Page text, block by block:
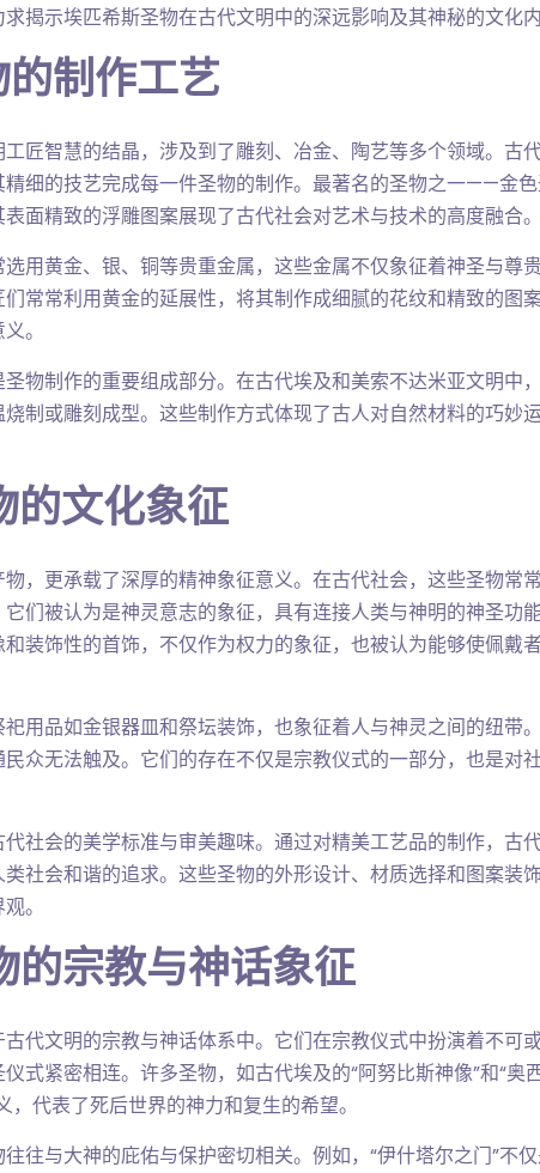
揭示埃匹希斯圣物在古代文明中的深远影响及其神秘的文化内
制作工艺
匠智慧的结晶，涉及到了雕刻、冶金、陶艺等多个领域。古
细的技艺完成每一件圣物的制作。最著名的圣物之一——金
面精致的浮雕图案展现了古代社会对艺术与技术的高度融合。
用黄金、银、铜等贵重金属，这些金属不仅象征着神圣与尊
常常利用黄金的延展性，将其制作成细腻的花纹和精致的图
。
物制作的重要组成部分。在古代埃及和美索不达米亚文明中
制或雕刻成型。这些制作方式体现了古人对自然材料的巧妙
的文化象征
，更承载了深厚的精神象征意义。在古代社会，这些圣物常
们被认为是神灵意志的象征，具有连接人类与神明的神圣功
装饰性的首饰，不仅作为权力的象征，也被认为能够使佩戴
用品如金银器皿和祭坛装饰，也象征着人与神灵之间的纽带
众无法触及。它们的存在不仅是宗教仪式的一部分，也是对
社会的美学标准与审美趣味。通过对精美工艺品的制作，古
社会和谐的追求。这些圣物的外形设计、材质选择和图案装
。
的宗教与神话象征
代文明的宗教与神话体系中。它们在宗教仪式中扮演着不可
式紧密相连。许多圣物，如古代埃及的“阿努比斯神像”和“奥
代表了死后世界的神力和复生的希望。
往与大神的庇佑与保护密切相关。例如，“伊什塔尔之门”不